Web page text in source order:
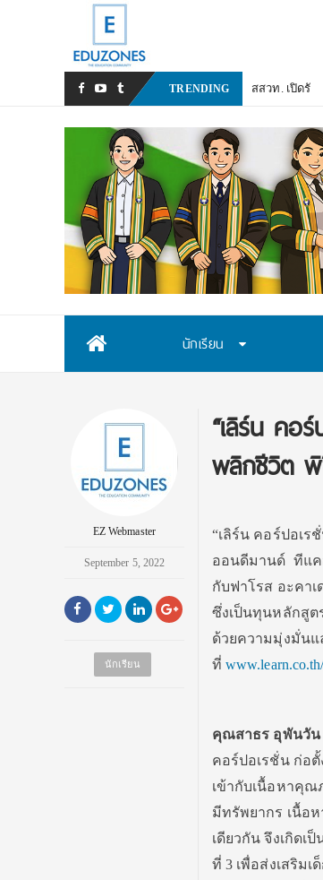
TRENDING สสวท. เปิดรับ
นักเรียน
EZ Webmaster
September 5, 2022
นักเรียน
“เลิร์น คอ
พลิกชีวิต พิ
“เลิร์น คอร์ปอเร
ออนดีมานด์ ทีแค
กับฟาโรส อะคา
ซึ่งเป็นทุนหลักสูต
ด้วยความมุ่งมั่นแ
ที่
คุณสาธร อุพันวัน
คอร์ปอเรชั่น ก่อ
เข้ากับเนื้อหาคุณ
มีทรัพยากร เนื้อ
เดียวกัน จึงเกิดเ
ที่ 3 เพื่อส่งเสริม